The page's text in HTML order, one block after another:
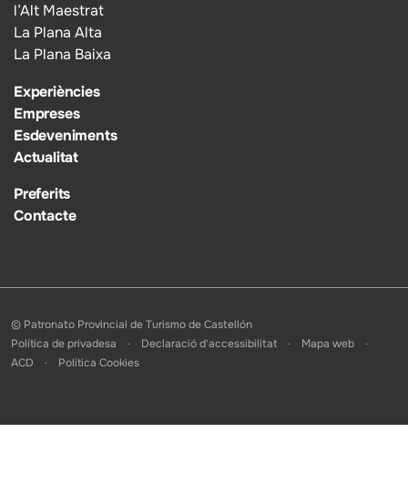
l’Alt Maestrat
La Plana Alta
La Plana Baixa
Experiències
Empreses
Esdeveniments
Actualitat
Preferits
Contacte
© Patronato Provincial de Turismo de Castellón
Política de privadesa
Declaració d'accessibilitat
Mapa web
ACD
Política Cookies